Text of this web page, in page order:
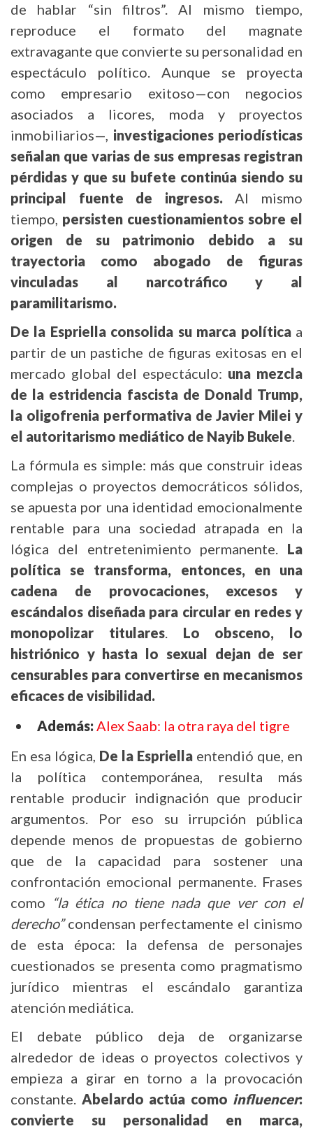
de hablar “sin filtros”. Al mismo tiempo,
reproduce el formato del magnate
extravagante que convierte su personalidad en
espectáculo político. Aunque se proyecta
como empresario exitoso—con negocios
asociados a licores, moda y proyectos
inmobiliarios—, investigaciones periodísticas
señalan que varias de sus empresas registran
pérdidas y que su bufete continúa siendo su
principal fuente de ingresos. Al mismo
tiempo, persisten cuestionamientos sobre el
origen de su patrimonio debido a su
trayectoria como abogado de figuras
vinculadas al narcotráfico y al
paramilitarismo.
De la Espriella consolida su marca políticaa
partir de un pastiche de figuras exitosas en el
mercado global del espectáculo: una mezcla
de la estridencia fascista de Donald Trump,
la oligofrenia performativa de Javier Milei y
el autoritarismo mediático de Nayib Bukele.
La fórmula es simple: más que construir ideas
complejas o proyectos democráticos sólidos,
se apuesta por una identidad emocionalmente
rentable para una sociedad atrapada en la
lógica del entretenimiento permanente. La
política se transforma, entonces, en una
cadena de provocaciones, excesos y
escándalos diseñada para circular en redes y
monopolizar titulares. Lo obsceno, lo
histriónico y hasta lo sexual dejan de ser
censurables para convertirse en mecanismos
eficaces de visibilidad.
Además:Alex Saab: la otra raya del tigre
En esa lógica, De la Espriella entendió que, en
la política contemporánea, resulta más
rentable producir indignación que producir
argumentos. Por eso su irrupción pública
depende menos de propuestas de gobierno
que de la capacidad para sostener una
confrontación emocional permanente. Frases
como “la ética no tiene nada que ver con el
derecho”condensan perfectamente el cinismo
de esta época: la defensa de personajes
cuestionados se presenta como pragmatismo
jurídico mientras el escándalo garantiza
atención mediática.
El debate público deja de organizarse
alrededor de ideas o proyectos colectivos y
empieza a girar en torno a la provocación
constante. Abelardo actúa como influencer:
convierte su personalidad en marca,